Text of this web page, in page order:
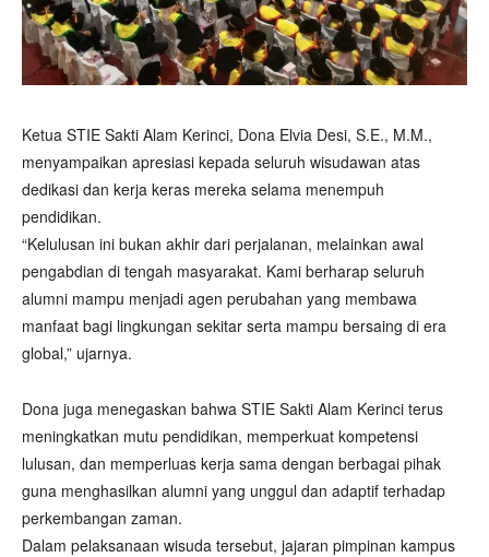
Ketua STIE Sakti Alam Kerinci, Dona Elvia Desi, S.E., M.M.,
menyampaikan apresiasi kepada seluruh wisudawan atas
dedikasi dan kerja keras mereka selama menempuh
pendidikan.
“Kelulusan ini bukan akhir dari perjalanan, melainkan awal
pengabdian di tengah masyarakat. Kami berharap seluruh
alumni mampu menjadi agen perubahan yang membawa
manfaat bagi lingkungan sekitar serta mampu bersaing di era
global,” ujarnya.
Dona juga menegaskan bahwa STIE Sakti Alam Kerinci terus
meningkatkan mutu pendidikan, memperkuat kompetensi
lulusan, dan memperluas kerja sama dengan berbagai pihak
guna menghasilkan alumni yang unggul dan adaptif terhadap
perkembangan zaman.
Dalam pelaksanaan wisuda tersebut, jajaran pimpinan kampus